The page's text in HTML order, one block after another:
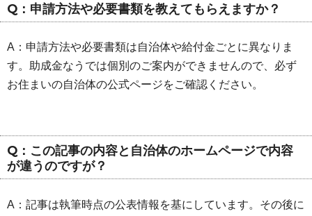
Q：申請方法や必要書類を教えてもらえますか？
A：申請方法や必要書類は自治体や給付金ごとに異なりま
す。助成金なうでは個別のご案内ができませんので、必ず
お住まいの自治体の公式ページをご確認ください。
Q：この記事の内容と自治体のホームページで内容
が違うのですが？
A：記事は執筆時点の公表情報を基にしています。その後に